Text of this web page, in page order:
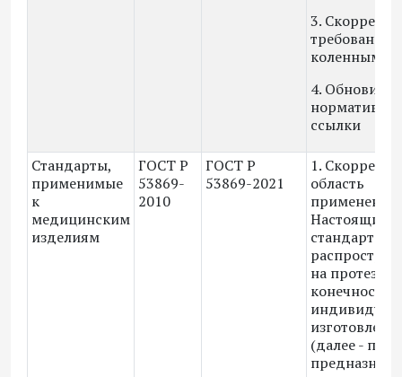
3.
требования к
коленным
4. Обновили
ссылки
Стандарты,
применимые
к
медицинским
изделиям
ГОСТ Р
53869-
2010
ГОСТ Р
53869-2021
1.
область
применения:
Настоящий
стандарт
на протезы
конечностей
(далее -